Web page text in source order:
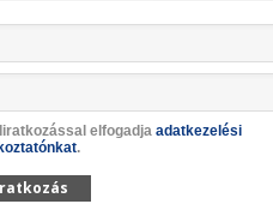
elfogadja adatkezelési
.